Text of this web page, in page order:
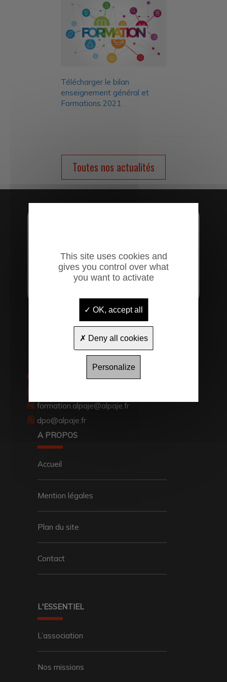
Télécharger le bilan
enseignement général et
Formations 2021
Toutes nos actualités
19 rue du Pic du Midi
05 62 51 02 55
formation.alpaje@alpaje.fr
dpo@alpaje.fr
A PROPOS
Accueil
Mention légales
Plan du site
Contact
L'ESSENTIEL
L’association
Nos missions
This site uses cookies and
gives you control over what
you want to activate
OK, accept all
Deny all cookies
Personalize